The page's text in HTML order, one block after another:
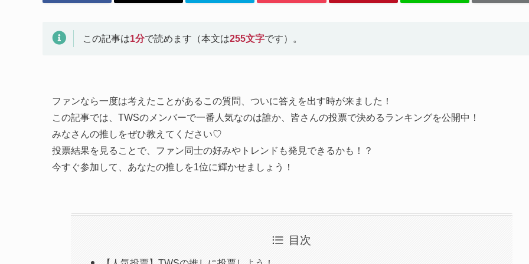
この記事は1分で読めます（本文は255文字です）。
ファンなら一度は考えたことがあるこの質問、ついに答えを出す時が来ました！
この記事では、TWSのメンバーで一番人気なのは誰か、皆さんの投票で決めるランキングを公開中！
みなさんの推しをぜひ教えてください♡
投票結果を見ることで、ファン同士の好みやトレンドも発見できるかも！？
今すぐ参加して、あなたの推しを1位に輝かせましょう！
目次